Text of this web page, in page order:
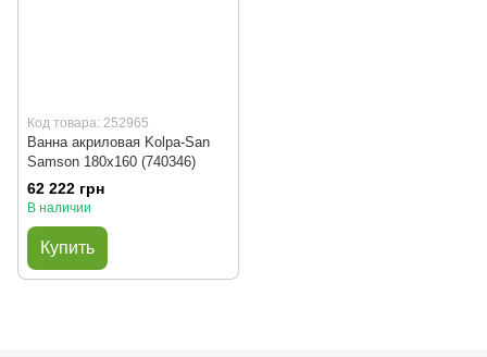
Код товара: 252965
Ванна акриловая Kolpa-San
Samson 180x160 (740346)
62 222 грн
В наличии
Купить